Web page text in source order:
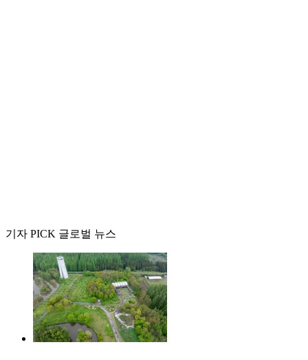
기자 PICK 글로벌 뉴스